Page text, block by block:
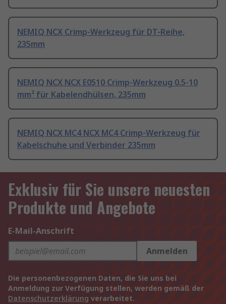
NEMIQ NCX Crimp-Werkzeug für DT-Reihe,
235mm
NEMIQ NCX NCX E0510 Crimp-Werkzeug 0.5-10
mm² für Kabelendhülsen, 235mm
NEMIQ NCX MC4 NCX MC4 Crimp-Werkzeug für
Kabelschuhe und Verbinder 235mm
Exklusiv für Sie unsere neuesten
Produkte und Angebote
E-Mail-Anschrift
Anmelden
Die personenbezogenen Daten, die Sie uns bei
Anmeldung zur Verfügung stellen, werden gemäß der
Datenschutzerklärung verarbeitet.